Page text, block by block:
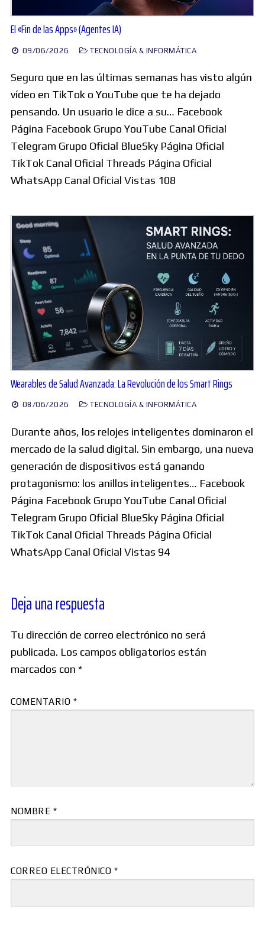
El «Fin de las Apps» (Agentes IA)
09/06/2026 TECNOLOGÍA & INFORMÁTICA
Seguro que en las últimas semanas has visto algún
vídeo en TikTok o YouTube que te ha dejado
pensando. Un usuario le dice a su… Facebook
Página Facebook Grupo YouTube Canal Oficial
Telegram Grupo Oficial BlueSky Página Oficial
TikTok Canal Oficial Threads Página Oficial
WhatsApp Canal Oficial Vistas 108
Wearables de Salud Avanzada: La Revolución de los Smart Rings
08/06/2026 TECNOLOGÍA & INFORMÁTICA
Durante años, los relojes inteligentes dominaron el
mercado de la salud digital. Sin embargo, una nueva
generación de dispositivos está ganando
protagonismo: los anillos inteligentes… Facebook
Página Facebook Grupo YouTube Canal Oficial
Telegram Grupo Oficial BlueSky Página Oficial
TikTok Canal Oficial Threads Página Oficial
WhatsApp Canal Oficial Vistas 94
Deja una respuesta
Tu dirección de correo electrónico no será
publicada. Los campos obligatorios están
marcados con *
COMENTARIO *
NOMBRE *
CORREO ELECTRÓNICO *